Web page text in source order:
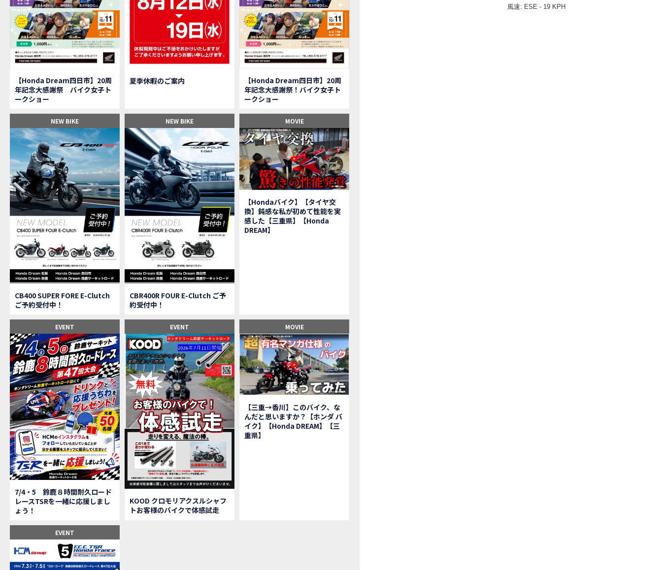
NEW BIKE 「CRF250 RALLY」「CRF250 RALLY＜s＞」の カラーリング設定と仕様を一部変更し発売
「CRF250L」「CRF250L＜s＞」のカラーリング設定と 仕様を一部変更し発売
NEW BIKE 軽二輪スーパースポーツモデル「CBR250RR」の カラーバリエーションを変更し発売
MOVIE 【Honda Dream鈴鹿】20周年記念・大感謝祭イベント 大人気バイク女子が大集合・・Honda Dreamさんの人気を探ってきましたスペシャル！！メチャクチャ楽しかったです❤
NEW BIKE PROJECT BIG1 Final Edition CB 1300在庫車あります！
【バイク女子】急遽、愛車とお別れ…ついにあのバイクに乗れた
MOVIE 【バイク女子】オイル交換だけのつもりが、まさかのアレを交換することに！？
【Honda Dream 鈴鹿２０周年記念大感謝祭】 多くの方のご来店ありがとうございました！
【CB650R E-Clutch】X-ADVでDCTに5年乗った私が素直にレビュー｜Honda X-ADV
MOVIE 【カブでアクセル全開】女性ライダーで耐久レース参戦！レースだけじゃないサーキットの楽しみ方|Honda supercub
MOVIE 【新型X-ADV】最初のカスタムはこれ！ガラスコーティングもしちゃいました|Honda X-ADV
MOVIE 【納車】新型X-ADV初走行！3台乗り継いだ私の素直な感想｜DCT クルーズコントロール
三重県下 Honda Dream4店舗にて新春キャンペーンを開催
MOVIE 【速報】2025年モデルHonda X-ADV契約しました！新型のどこが凄いかチェックしてきた！
MOVIE 【女子ツーリング】秋の女子ツーリングin鳥羽・伊勢 【Honda Dream 松阪】
NEW BIKE スーパーカブFinal Edition/HELLP KITTY在庫車あります！
MOVIE 【CBR1000RR-R】スーパースポーツバイクで三重県の新スポットを巡る女子ツーリング|Honda CBR1000RRR Rebel1100 500 250
CAMPAIGN 三重県下 Honda Dreamにてレンタルバイクキャンペーン実施中💫
MOVIE 【アフリカツイン】憧れの大型バイクで1泊2日マスツーリング｜三重県〜静岡県｜Honda CL500 AfricaTwin
MOVIE 【女子ツーリング】穴場スポット満載！三重の美味しいもの・パワースポット！【Honda Dream 松阪】
MOVIE 【CBR600RR】憧れのSSバイクで女子ツーリング|三重県 松阪スタート！Honda Rebel250•500
MOVIE
MOVIE 【鈴鹿サーキット】ホンダモーターサイクリストスクールを体験してきました【バイク女子】
【祝】Honda CL500納車「かなえさんバイク売れました！」連絡があり行ってきました
MOVIE 【ホンダドリーム鈴鹿サーキットロード】オープン当日イベントレポ！
MOVIE 【鈴鹿サーキットに近い！】ホンダドリーム鈴鹿サーキットロードOPEN！ #茉ひる
MOVIE CL500売却！X-ADVオーナーの素直な理由。〇〇で納得の買取してもらいました|Honda X-ADV
MOVIE 【梅本まどかさんコラボ】CIVIC TYPE R♪スタッフオススメの鈴鹿ドライブへ！【後編】
MOVIE 憧れの大型バイク試乗！4輪走行は驚きの…【Honda GoldWing AfricaTwin】試乗会in鈴鹿ツインサーキット
MOVIE 【鈴鹿ツインサーキット】バイク＆クルマ夢のコラボイベント！「HCM２＆４サーキットフェス」レポ
MOVIE 全員初対面！バイク女子6人がツーリング行ったらwww
MOVIE バイク女子6人でツーリング行った結果ww！後編
MOVIE 温泉1泊。いつもソロの女性ライダー、大人のマスツーリングへついていった【三重〜長野•茶臼山高原経由】Honda CL500
MOVIE 【梅本まどかさんコラボ】CIVIC TYPE R♪ スタッフオススメの鈴鹿ドライブへ！【前編】
MOVIE ＨＣＭ２＆４サーキットフェス2023 紹介動画②
MOVIE ＨＣＭ２＆４サーキットフェス2023 紹介動画①
MOVIE モトベはつこさんコラボ動画
MOVIE Honda Dream 四日市のご紹介
MOVIE Honda Dream 鈴鹿のご紹介
MOVIE
Honda Dream 松阪のご紹介
【Honda Dream四日市】20周
年記念大感謝祭 バイク女子ト
ークショー
夏季休暇のご案内
【Honda Dream四日市】20周
年記念大感謝祭！バイク女子ト
ークショー
NEW BIKE
CB400 SUPER FORE E-Clutch
ご予約受付中！
NEW BIKE
CBR400R FOUR E-Clutch ご予
約受付中！
MOVIE
【Hondaバイク】【タイヤ交
換】鈍感な私が初めて性能を実
感した【三重県】【Honda
DREAM】
EVENT
7/4・5 鈴鹿８時間耐久ロード
レースTSRを一緒に応援しまし
ょう！
EVENT
KOOD クロモリアクスルシャフ
トお客様のバイクで体感試走
MOVIE
【三重→香川】このバイク、な
んだと思いますか？【ホンダ バ
イク】【Honda DREAM】【三
重県】
EVENT
風速: ESE - 19 KPH